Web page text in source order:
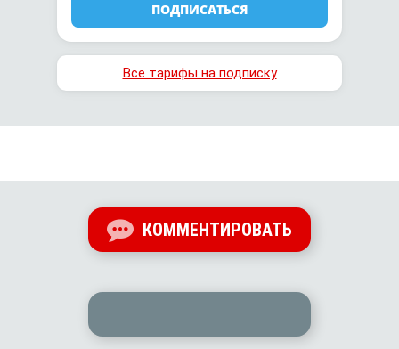
ПОДПИСАТЬСЯ
Все тарифы на подписку
КОММЕНТИРОВАТЬ